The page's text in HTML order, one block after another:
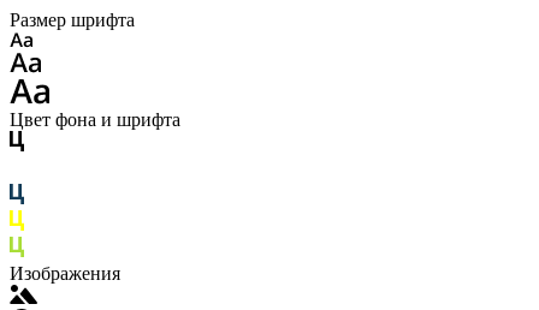
Размер шрифта
Цвет фона и шрифта
Изображения